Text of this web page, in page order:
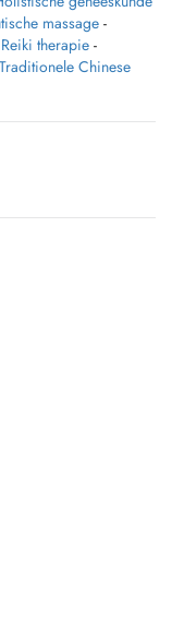
massage -
Reiki therapie -
Traditionele Chinese